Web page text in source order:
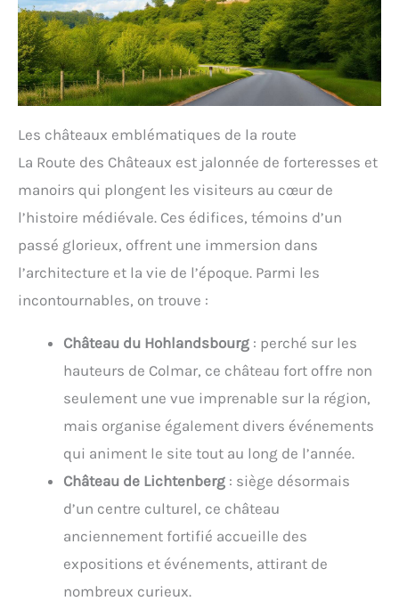
Les châteaux emblématiques de la route
La Route des Châteaux est jalonnée de forteresses et
manoirs qui plongent les visiteurs au cœur de
l’histoire médiévale. Ces édifices, témoins d’un
passé glorieux, offrent une immersion dans
l’architecture et la vie de l’époque. Parmi les
incontournables, on trouve :
Château du Hohlandsbourg : perché sur les
hauteurs de Colmar, ce château fort offre non
seulement une vue imprenable sur la région,
mais organise également divers événements
qui animent le site tout au long de l’année.
Château de Lichtenberg : siège désormais
d’un centre culturel, ce château
anciennement fortifié accueille des
expositions et événements, attirant de
nombreux curieux.